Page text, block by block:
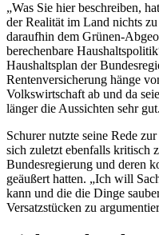
„Was Sie hier beschreiben,
der Realität im Land nichts
daraufhin dem Grünen-
berechenbare
Haushaltsplan der
Rentenversicherung hänge
Volkswirtschaft ab und da
länger die Aussichten sehr gut.
Schurer nutzte seine Rede
sich zuletzt ebenfalls kritisch
Bundesregierung und deren
geäußert hatten. „Ich will
kann und die die Dinge
Versatzstücken zu